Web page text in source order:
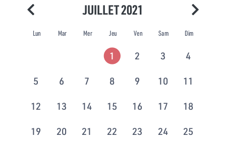
JUILLET 2021
Lun Mar Mer Jeu Ven Sam Dim
1 2 3 4
5 6 7 8 9 10 11
12 13 14 15 16 17 18
19 20 21 22 23 24 25